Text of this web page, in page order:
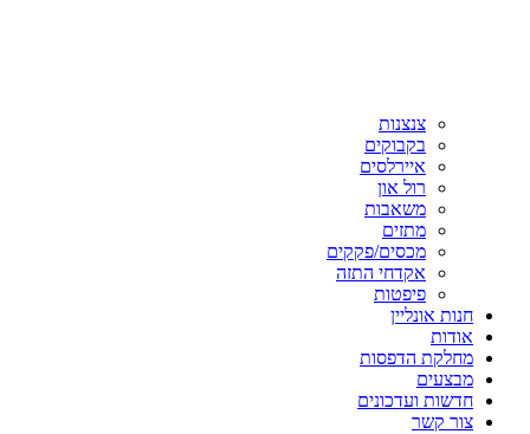
צנצנות
בקבוקים
איירלסים
רול און
משאבות
מתזים
מכסים/פקקים
אקדחי התזה
פיפטות
חנות אונליין
אודות
מחלקת הדפסות
מבצעים
חדשות ועדכונים
צור קשר